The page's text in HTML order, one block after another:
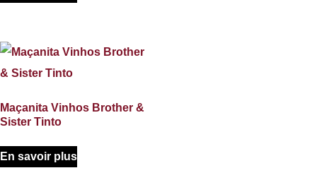
Maçanita Vinhos Brother &
Sister Tinto
En savoir plus